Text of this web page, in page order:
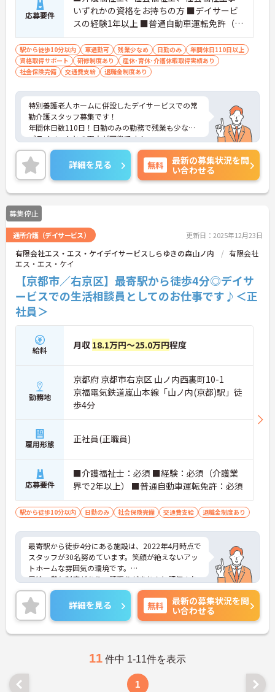
応募要件
いずれかの資格をお持ちの方 ■デイサービ
スの経験1年以上 ■普通自動車運転免許（A
T限定可）
駅から徒歩10分以内 車通勤可 残業少なめ 日勤のみ
年間休日110日以上
資格取得サポート
研修制度あり
産休･育休･介護休暇取得実績あり
社会保険完備
交通費支給 退職金制度あり
特別養護老人ホームに併設したデイサービスでの常
勤介護スタッフ募集です！
年間休日数110日！日勤のみの勤務で残業も少なく
プライベートとの両立が可能です！
入社後の教育体制も充実しており、皆様丁寧に教え
て頂けます。
隣接する保育園にお子様を預けることも可能です。
定着率も高く活気のある施設で働いてみませんか？
研修制度なども充実しているので経験の浅い方やス
キルアップを目指す方にもオススメです！
ご興味ある方には、面接のポイントなど、さらに詳
細をお話致しますのでお気軽にご相談ください。
詳細を見る 無料
最新の募集状況を問
い合わせる
募集停止
通所介護（デイサービス） 更新日：2025年12月23日
有限会社エス・エス・ケイデイサービスしらゆきの森山ノ内
有限会社
エス・エス・ケイ
【京都市／右京区】最寄駅から徒歩4分◎デイサ
ービスでの生活相談員としてのお仕事です♪＜正
社員＞
給料 月収 18.1万円～25.0万円程度
勤務地
京都府 京都市右京区 山ノ内西裏町10-1
京福電気鉄道嵐山本線「山ノ内(京都)駅」徒
歩4分
雇用形態 正社員(正職員)
応募要件
■介護福祉士：必須 ■経験：必須（介護業
界で2年以上） ■普通自動車運転免許：必須
駅から徒歩10分以内 日勤のみ 社会保険完備 交通費支給 退職金制度あり
最寄駅から徒歩4分にある施設は、2022年4月時点で
スタッフが30名努めています。笑顔が絶えないアッ
トホームな雰囲気の環境です。
昇給・賞与制度があり、頑張りがきちんと評価され
る職場です。また、通勤が自転車やバイクも選べる
ので、便利な通勤手段を選択できます。
ご興味のある方には、面接対策ポイントなど、さら
に詳細をお話しいたしますのでお気軽にご相談くだ
さい！
詳細を見る 無料
最新の募集状況を問
い合わせる
11 件中 1-11件を表示
1